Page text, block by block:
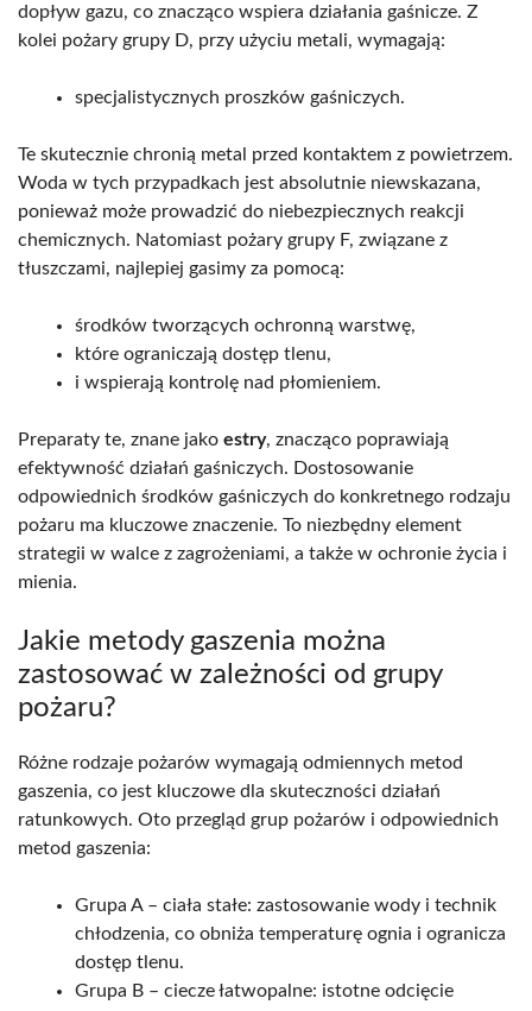
dopływ gazu, co znacząco wspiera działania gaśnicze. Z
kolei pożary grupy D, przy użyciu metali, wymagają:
specjalistycznych proszków gaśniczych.
Te skutecznie chronią metal przed kontaktem z powietrzem.
Woda w tych przypadkach jest absolutnie niewskazana,
ponieważ może prowadzić do niebezpiecznych reakcji
chemicznych. Natomiast pożary grupy F, związane z
tłuszczami, najlepiej gasimy za pomocą:
środków tworzących ochronną warstwę,
które ograniczają dostęp tlenu,
i wspierają kontrolę nad płomieniem.
Preparaty te, znane jako estry, znacząco poprawiają
efektywność działań gaśniczych. Dostosowanie
odpowiednich środków gaśniczych do konkretnego rodzaju
pożaru ma kluczowe znaczenie. To niezbędny element
strategii w walce z zagrożeniami, a także w ochronie życia i
mienia.
Jakie metody gaszenia można
zastosować w zależności od grupy
pożaru?
Różne rodzaje pożarów wymagają odmiennych metod
gaszenia, co jest kluczowe dla skuteczności działań
ratunkowych. Oto przegląd grup pożarów i odpowiednich
metod gaszenia:
Grupa A – ciała stałe: zastosowanie wody i technik
chłodzenia, co obniża temperaturę ognia i ogranicza
dostęp tlenu.
Grupa B – ciecze łatwopalne: istotne odcięcie